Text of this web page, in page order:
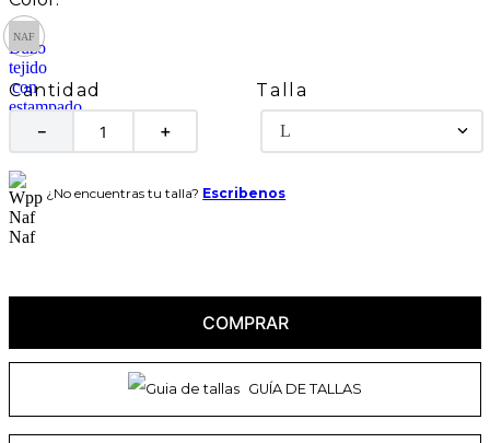
Cantidad
＋
－
Talla
L
¿No encuentras tu talla? Escribenos
COMPRAR
GUÍA DE TALLAS